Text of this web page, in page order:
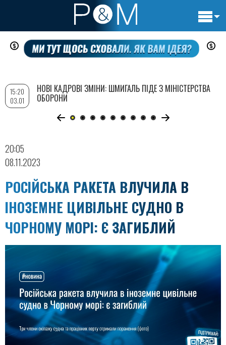
Перейти
до
вмісту
20:05
08.11.2023
РОСІЙСЬКА РАКЕТА ВЛУЧИЛА В
ІНОЗЕМНЕ ЦИВІЛЬНЕ СУДНО В
ЧОРНОМУ МОРІ: Є ЗАГИБЛИЙ
15:20
03.01
НОВІ КАДРОВІ ЗМІНИ: ШМИГАЛЬ ПІДЕ З МІНІСТЕРСТВА
ОБОРОНИ